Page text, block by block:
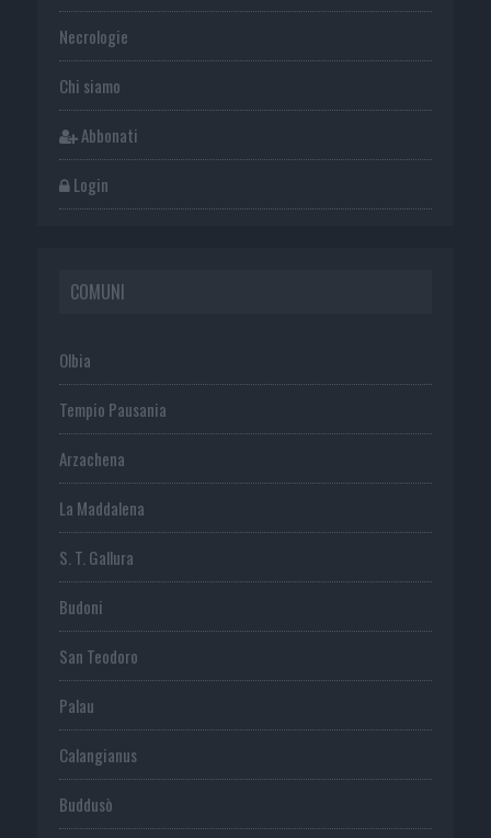
Necrologie
Chi siamo
Abbonati
Login
COMUNI
Olbia
Tempio Pausania
Arzachena
La Maddalena
S. T. Gallura
Budoni
San Teodoro
Palau
Calangianus
Buddusò